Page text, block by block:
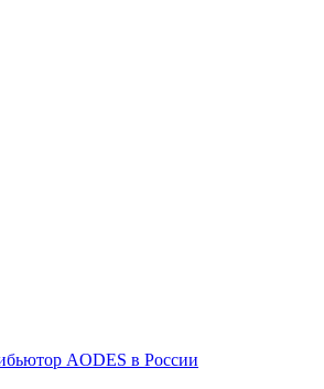
AODES в России